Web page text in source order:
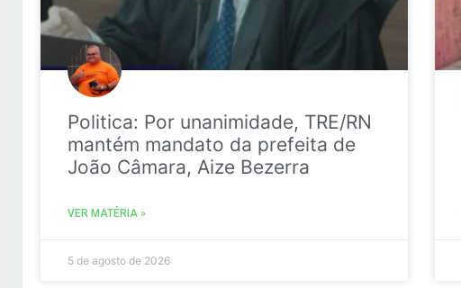
Politica: Por unanimidade, TRE/RN
mantém mandato da prefeita de
João Câmara, Aize Bezerra
VER MATÉRIA »
5 de agosto de 2026